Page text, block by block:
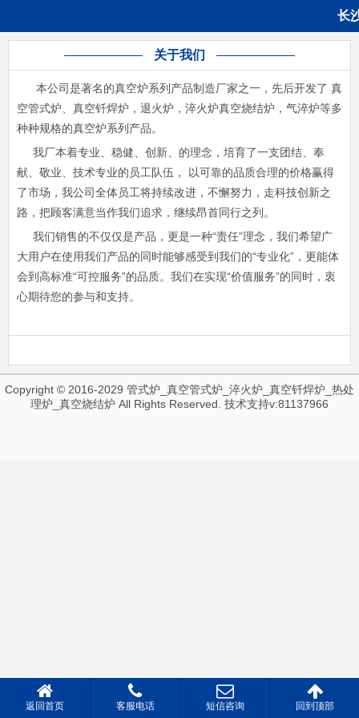
长
关于我们
本公司是著名的真空炉系列产品制造厂家之一，先后开发了 真
空管式炉、真空钎焊炉，退火炉，淬火炉真空烧结炉，气淬炉等多
种种规格的真空炉系列产品。
我厂本着专业、稳健、创新、的理念，培育了一支团结、奉
献、敬业、技术专业的员工队伍， 以可靠的品质合理的价格赢得
了市场，我公司全体员工将持续改进，不懈努力，走科技创新之
路，把顾客满意当作我们追求，继续昂首同行之列。
我们销售的不仅仅是产品，更是一种“责任”理念，我们希望广
大用户在使用我们产品的同时能够感受到我们的“专业化”，更能体
会到高标准“可控服务”的品质。我们在实现“价值服务”的同时，衷
心期待您的参与和支持。
Copyright © 2016-2029 管式炉_真空管式炉_淬火炉_真空钎焊炉_热处
理炉_真空烧结炉 All Rights Reserved. 技术支持v:81137966
返回首页 客服电话 短信咨询 回到顶部